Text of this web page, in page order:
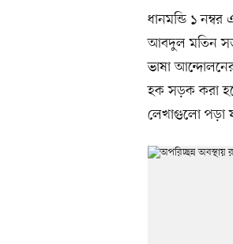
ধানমন্ডি ১
আবদুল মতিন
ভাষা
হক সড়ক করা
লেখাগুলো পড়া